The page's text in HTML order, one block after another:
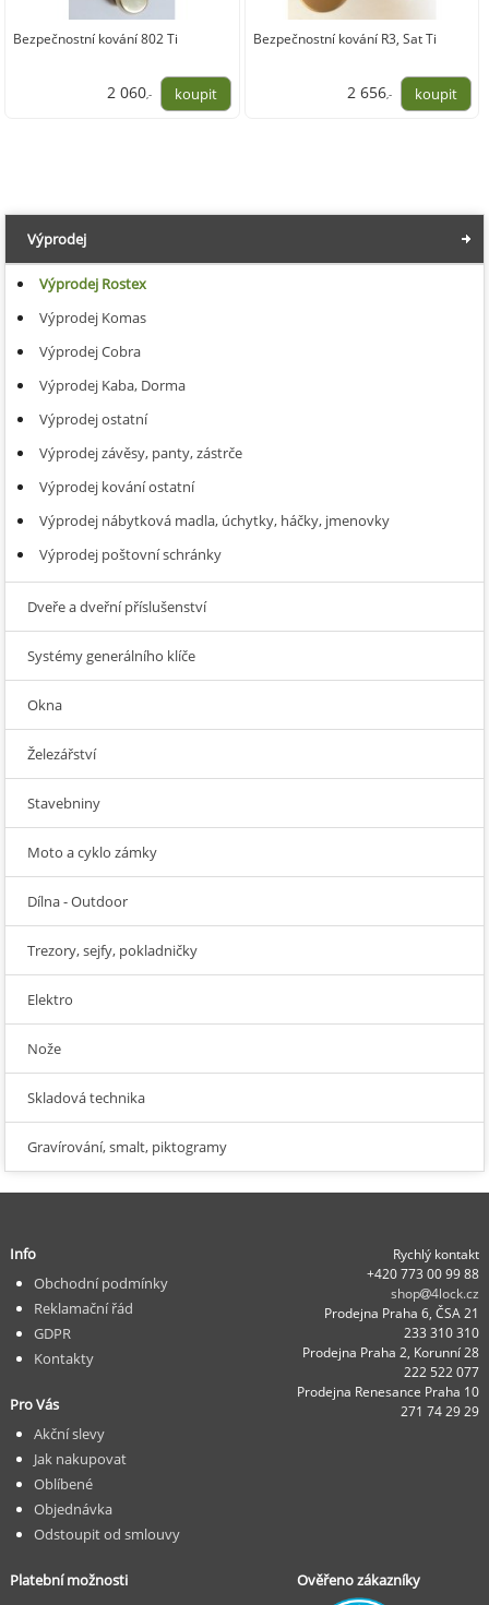
Bezpečnostní kování 802 Ti
2 060,-
Bezpečnostní kování R3, Sat Ti
2 656,-
Výprodej
Výprodej Rostex
Výprodej Komas
Výprodej Cobra
Výprodej Kaba, Dorma
Výprodej ostatní
Výprodej závěsy, panty, zástrče
Výprodej kování ostatní
Výprodej nábytková madla, úchytky, háčky, jmenovky
Výprodej poštovní schránky
Dveře a dveřní příslušenství
Systémy generálního klíče
Okna
Železářství
Stavebniny
Moto a cyklo zámky
Dílna - Outdoor
Trezory, sejfy, pokladničky
Elektro
Nože
Skladová technika
Gravírování, smalt, piktogramy
Rychlý kontakt
+420 773 00 99 88
shop
4lock.cz
Prodejna Praha 6, ČSA 21
233 310 310
Prodejna Praha 2, Korunní 28
222 522 077
Prodejna Renesance Praha 10
271 74 29 29
Info
Obchodní podmínky
Reklamační řád
GDPR
Kontakty
Pro Vás
Akční slevy
Jak nakupovat
Oblíbené
Objednávka
Odstoupit od smlouvy
Platební možnosti Ověřeno zákazníky